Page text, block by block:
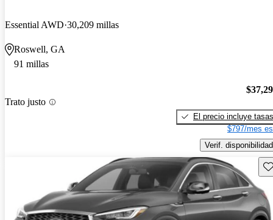
Essential AWD 30,209 millas
Roswell, GA
91 millas
Trato justo
El precio incluye tasas
$797/mes
Verif. disponibilidad